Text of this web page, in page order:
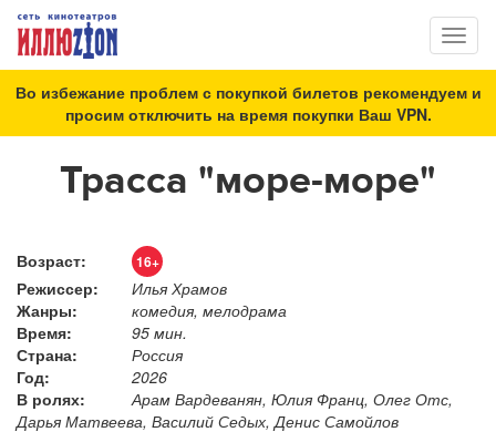
Во избежание проблем с покупкой билетов рекомендуем и
просим отключить на время покупки Ваш VPN.
Трасса "море-море"
Возраст: 16+
Режиссер:
Илья Храмов
Жанры:
комедия, мелодрама
Время:
95 мин.
Страна:
Россия
Год:
2026
В ролях:
Арам Вардеванян, Юлия Франц, Олег Отс,
Дарья Матвеева, Василий Седых, Денис Самойлов